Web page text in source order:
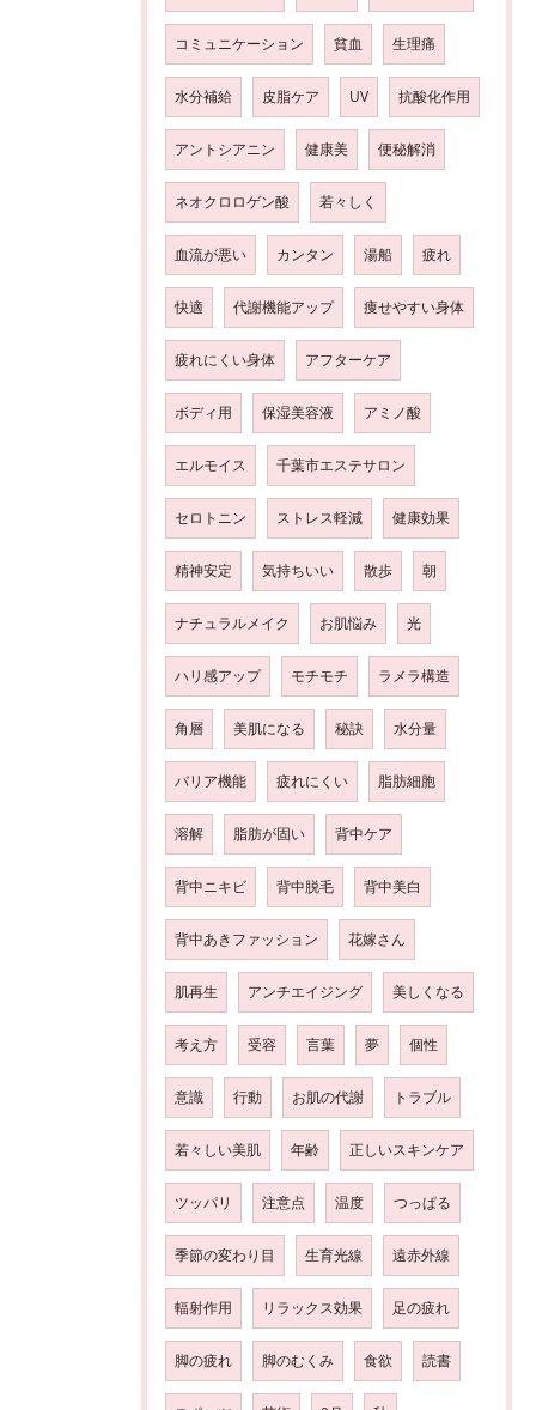
コミュニケーション 貧血 生理痛
水分補給 皮脂ケア UV 抗酸化作用
アントシアニン 健康美 便秘解消
ネオクロロゲン酸 若々しく
血流が悪い カンタン 湯船 疲れ
快適 代謝機能アップ 痩せやすい身体
疲れにくい身体 アフターケア
ボディ用 保湿美容液 アミノ酸
エルモイス 千葉市エステサロン
セロトニン ストレス軽減 健康効果
精神安定 気持ちいい 散歩 朝
ナチュラルメイク お肌悩み 光
ハリ感アップ モチモチ ラメラ構造
角層 美肌になる 秘訣 水分量
バリア機能 疲れにくい 脂肪細胞
溶解 脂肪が固い 背中ケア
背中ニキビ 背中脱毛 背中美白
背中あきファッション 花嫁さん
肌再生 アンチエイジング 美しくなる
考え方 受容 言葉 夢 個性
意識 行動 お肌の代謝 トラブル
若々しい美肌 年齢 正しいスキンケア
ツッパリ 注意点 温度 つっぱる
季節の変わり目 生育光線 遠赤外線
輻射作用 リラックス効果 足の疲れ
脚の疲れ 脚のむくみ 食欲 読書